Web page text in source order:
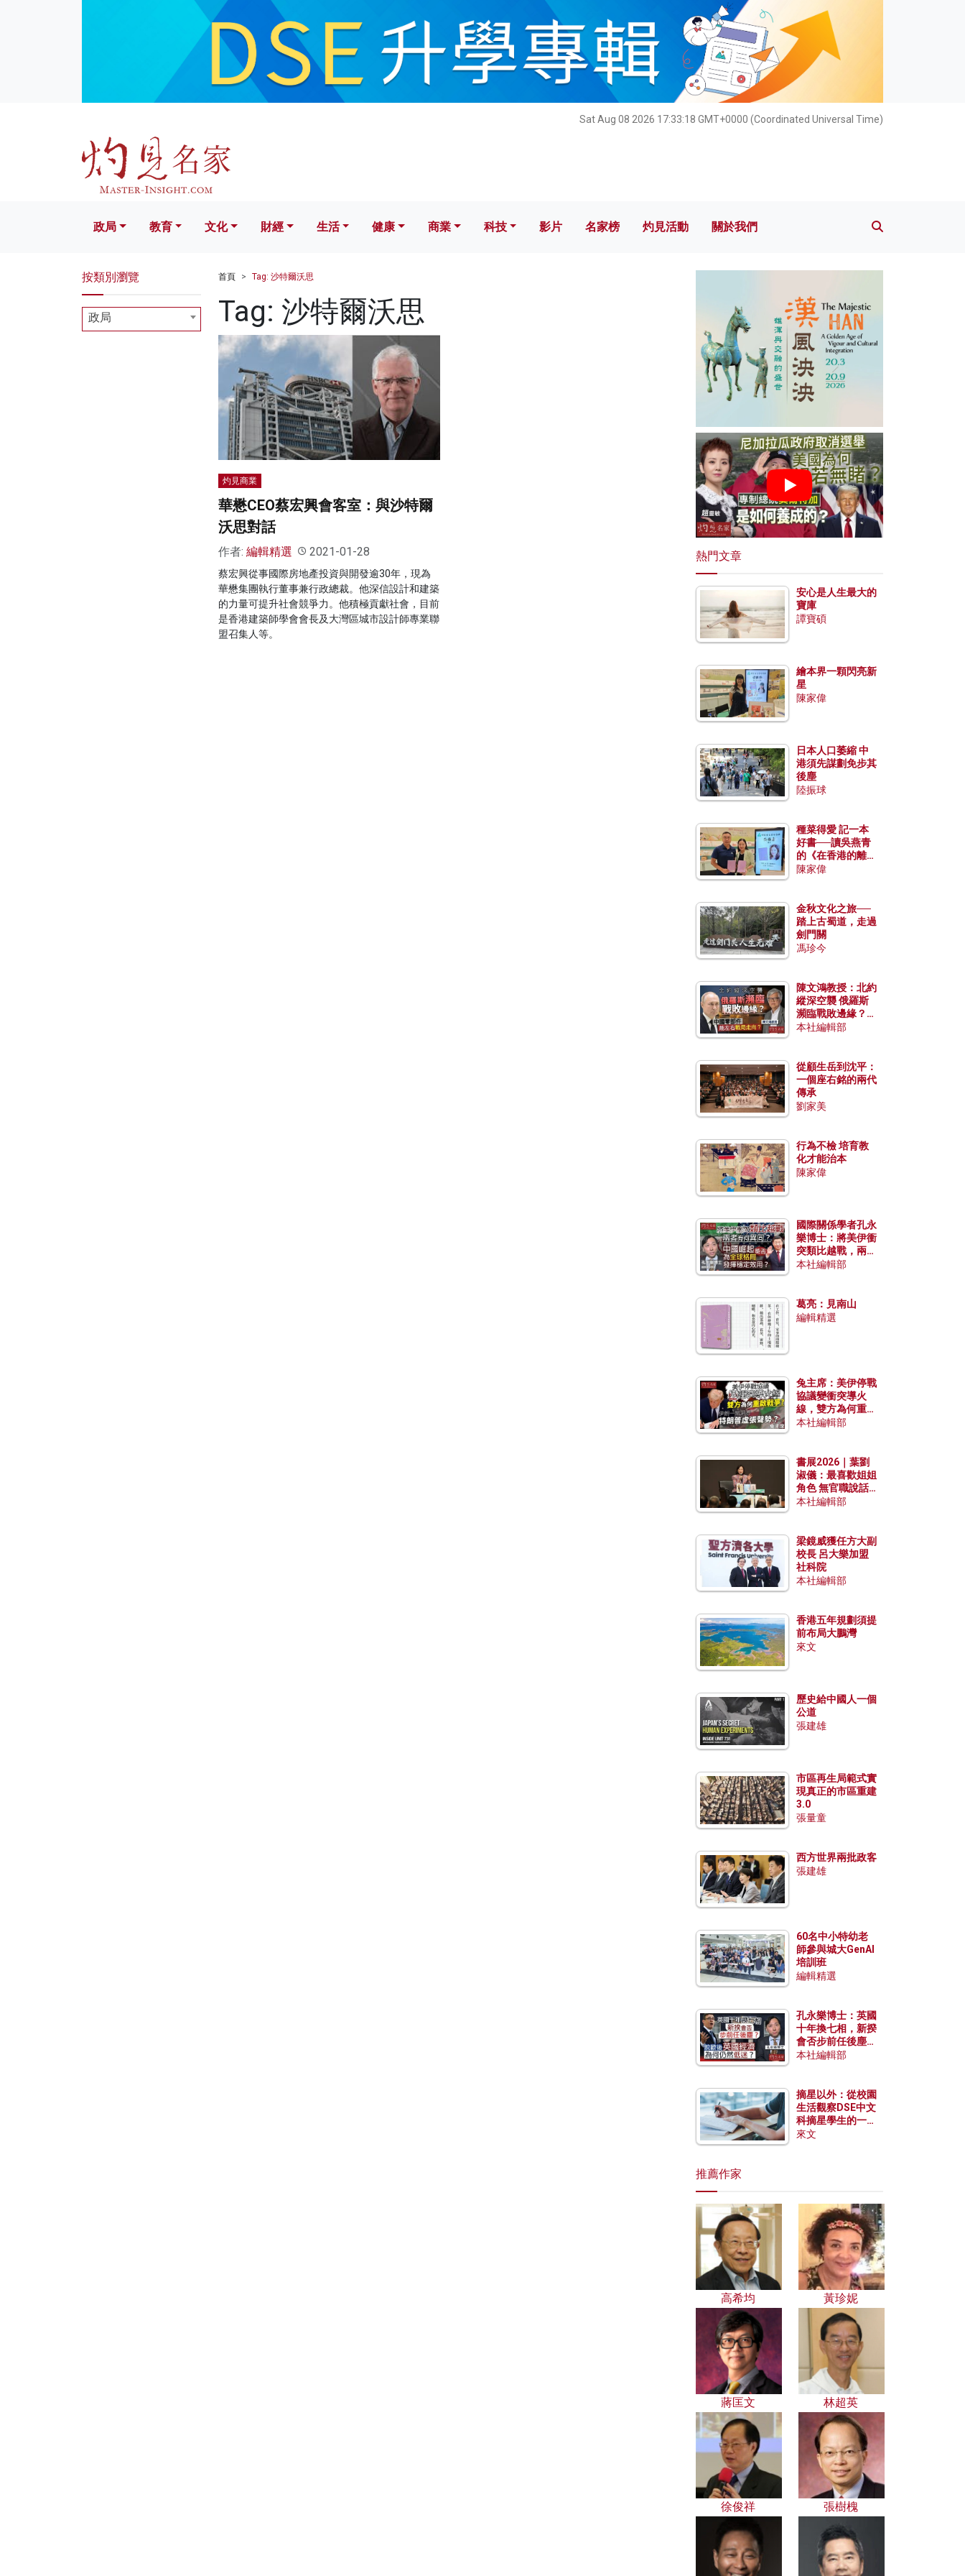
Sat Aug 08 2026 17:33:19 GMT+0000 (Coordinated Universal Time)
文化 財經 生活 健康 科技 影片 名家榜 灼見活動 關於我們
政局 教育 文化 財經 生活 健康 商業 科技 影片 名家榜 灼見活動 關於我們
首頁 Tag: 沙特爾沃思
Tag: 沙特爾沃思
灼見商業
華懋CEO蔡宏興會客室：與沙特爾
沃思對話
作者: 編輯精選 2021-01-28
蔡宏興從事國際房地產投資與開發逾30年，現為
華懋集團執行董事兼行政總裁。他深信設計和建築
的力量可提升社會競爭力。他積極貢獻社會，目前
是香港建築師學會會長及大灣區城市設計師專業聯
盟召集人等。
按類別瀏覽
政局
熱門文章
安心是人生最大的
寶庫
譚寶碩
繪本界一顆閃亮新
星
陳家偉
日本人口萎縮 中
港須先謀劃免步其
後塵
陸振球
種菜得愛 記一本
好書──讀吳燕青
的《在香港的離島
種菜》
陳家偉
金秋文化之旅──
踏上古蜀道，走過
劍門關
馮珍今
陳文鴻教授：北約
縱深空襲 俄羅斯
瀕臨戰敗邊緣？中
國零部件能左右戰
本社編輯部
從顧生岳到沈平：
一個座右銘的兩代
傳承
劉家美
行為不檢 培育教
化才能治本
陳家偉
國際關係學者孔永
樂博士：將美伊衝
突類比越戰，兩者
有何異同？中國崛
本社編輯部
葛亮：見南山
編輯精選
兔主席：美伊停戰
協議變衝突導火
線，雙方為何重啟
戰爭？伊朗一早洞
本社編輯部
書展2026｜葉劉
淑儀：最喜歡姐姐
角色 無官職說話
包袱少
本社編輯部
梁鏡威獲任方大副
校長 呂大樂加盟
社科院
本社編輯部
香港五年規劃須提
前布局大鵬灣
來文
歷史給中國人一個
公道
張建雄
市區再生局範式實
現真正的市區重建
3.0
張量童
西方世界兩批政客
張建雄
60名中小特幼老
師參與城大GenAI
培訓班
編輯精選
孔永樂博士：英國
十年換七相，新揆
會否步前任後塵？
脫歐後英國經濟為
本社編輯部
摘星以外：從校園
生活觀察DSE中文
科摘星學生的一點
特質
來文
推薦作家
高希均 黃珍妮
蔣匡文 林超英
徐俊祥 張樹槐